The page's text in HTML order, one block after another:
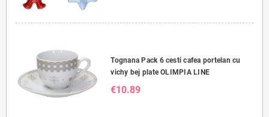
Tognana Pack 6 cesti cafea portelan cu
vichy bej plate OLIMPIA LINE
€10.89